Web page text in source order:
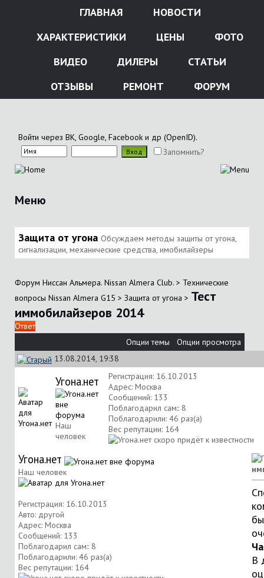
ГЛАВНАЯ
НОВОСТИ
ХАРАКТЕРИСТИКИ
ЦЕНЫ
ФОТО
ВИДЕО
ДИЛЕРЫ
СТАТЬИ
ОТЗЫВЫ
РЕМОНТ ФОРУМ
Войти через ВК, Google, Facebook и др (OpenID).
Запомнить?
Меню
Защита от угона Обсуждаем методы защиты от угона,
сигнализации, механические средства, имобилайзеры
Форум Ниссан Альмера. Nissan Almera Club. > Технические
вопросы Nissan Almera G15 > Защита от угона > Тест
иммобилайзеров 2014
Ответ
Опции темы
Опции просмотра
13.08.2014, 19:38
Угона.нет
Наш
человек
Регистрация: 16.10.2013
Адрес: Москва
Сообщений: 133
Поблагодарил сам:: 8
Поблагодарили: 46 раз(а)
Вес репутации: 164
Угона.нет
Наш человек
Регистрация: 16.10.2013
Авто: другой
Адрес: Москва
Сообщений: 133
Поблагодарил сам:: 8
Поблагодарили: 46 раз(а)
Вес репутации: 164
В